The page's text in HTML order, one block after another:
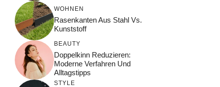
WOHNEN
Rasenkanten Aus Stahl Vs.
Kunststoff
BEAUTY
Doppelkinn Reduzieren:
Moderne Verfahren Und
Alltagstipps
STYLE